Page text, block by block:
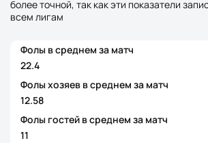
более точной, так как эти показатели
всем лигам
Фолы в среднем за матч
22.4
Фолы хозяев в среднем за матч
12.58
Фолы гостей в среднем за матч
11